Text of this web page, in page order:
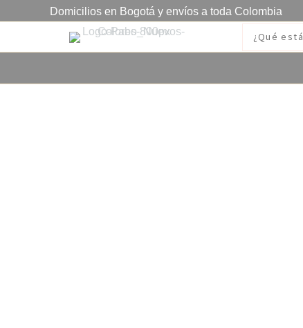
Domicilios en Bogotá y envíos a toda Colombia